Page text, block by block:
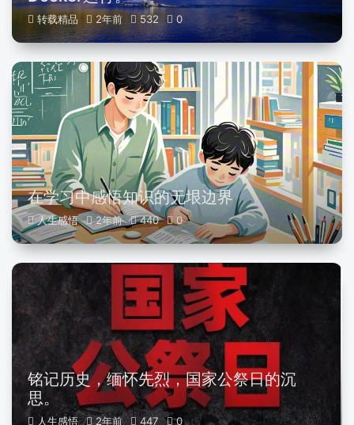
转载精品 2年前 532 0
在学习中感悟知识的无垠边界
人生感悟 2年前 440 0
铭记历史，缅怀先烈，国家公祭日的沉
思。
人生感悟 2年前 447 0